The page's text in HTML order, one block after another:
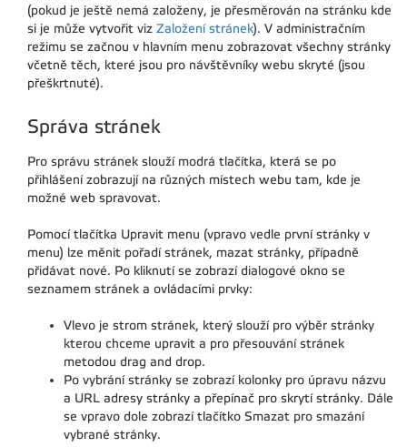
(pokud je ještě nemá založeny, je přesměrován na stránku kde
si je může vytvořit viz Založení stránek). V administračním
režimu se začnou v hlavním menu zobrazovat všechny stránky
včetně těch, které jsou pro návštěvníky webu skryté (jsou
přeškrtnuté).
Správa stránek
Pro správu stránek slouží modrá tlačítka, která se po
přihlášení zobrazují na různých místech webu tam, kde je
možné web spravovat.
Pomocí tlačítka Upravit menu (vpravo vedle první stránky v
menu) lze měnit pořadí stránek, mazat stránky, případně
přidávat nové. Po kliknutí se zobrazí dialogové okno se
seznamem stránek a ovládacími prvky:
Vlevo je strom stránek, který slouží pro výběr stránky
kterou chceme upravit a pro přesouvání stránek
metodou drag and drop.
Po vybrání stránky se zobrazí kolonky pro úpravu názvu
a URL adresy stránky a přepínač pro skrytí stránky. Dále
se vpravo dole zobrazí tlačítko Smazat pro smazání
vybrané stránky.